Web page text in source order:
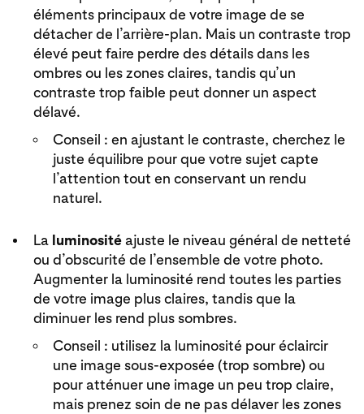
éléments principaux de votre image de se
détacher de l’arrière-plan. Mais un contraste trop
élevé peut faire perdre des détails dans les
ombres ou les zones claires, tandis qu’un
contraste trop faible peut donner un aspect
délavé.
Conseil : en ajustant le contraste, cherchez le
juste équilibre pour que votre sujet capte
l’attention tout en conservant un rendu
naturel.
La luminositéajuste le niveau général de netteté
ou d’obscurité de l’ensemble de votre photo.
Augmenter la luminosité rend toutes les parties
de votre image plus claires, tandis que la
diminuer les rend plus sombres.
Conseil : utilisez la luminosité pour éclaircir
une image sous-exposée (trop sombre) ou
pour atténuer une image un peu trop claire,
mais prenez soin de ne pas délaver les zones